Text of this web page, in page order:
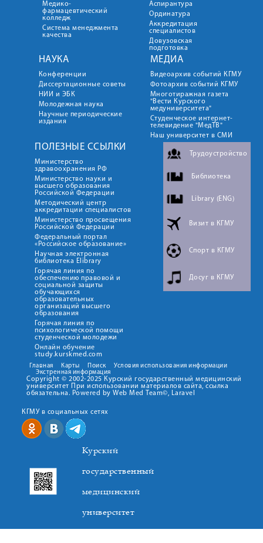
Медико-
фармацевтический
колледж
Система менеджмента
качества
Аспирантура
Ординатура
Аккредитация
специалистов
Довузовская
подготовка
НАУКА
Конференции
Диссертационные советы
НИИ и ЭБК
Молодежная наука
Научные периодические
издания
МЕДИА
Видеоархив событий КГМУ
Фотоархив событий КГМУ
Многотиражная газета
"Вести Курского
медуниверситета"
Студенческое интернет-
телевидение "МедТВ"
Наш университет в СМИ
ПОЛЕЗНЫЕ ССЫЛКИ
Министерство
здравоохранения РФ
Министерство науки и
высшего образования
Российской Федерации
Методический центр
аккредитации специалистов
Министерство просвещения
Российской Федерации
Федеральный портал
«Российское образование»
Научная электронная
библиотека Elibrary
Горячая линия по
обеспечению правовой и
социальной защиты
обучающихся
образовательных
организаций высшего
образования
Горячая линия по
психологической помощи
студенческой молодежи
Онлайн обучение
study.kurskmed.com
Трудоустройство
Библиотека
Library (ENG)
Визит в КГМУ
Спорт в КГМУ
Досуг в КГМУ
Главная Карты Поиск
Условия использования информации
Экстренная информация
Copyright © 2002-2025 Курский государственный медицинский
университет При использовании материалов сайта, ссылка
обязательна. Powered by Web Med Team©, Laravel
КГМУ в социальных сетях
Курский
государственный
медицинский
университет